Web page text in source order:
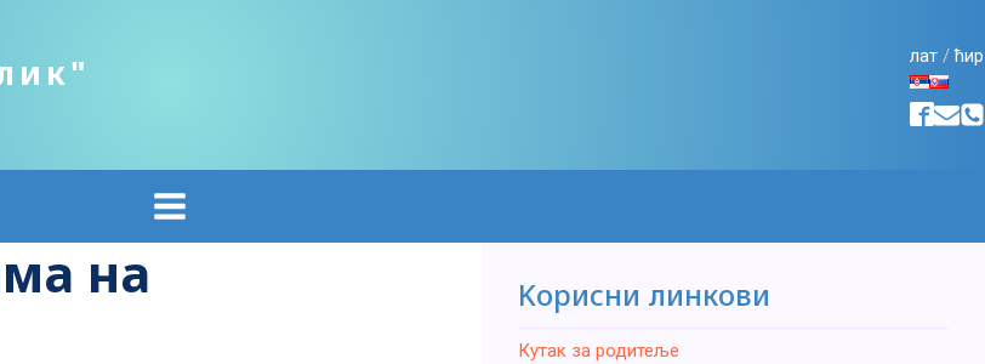
лат /ћир
на
Kорисни линкови
Кутак за родитеље